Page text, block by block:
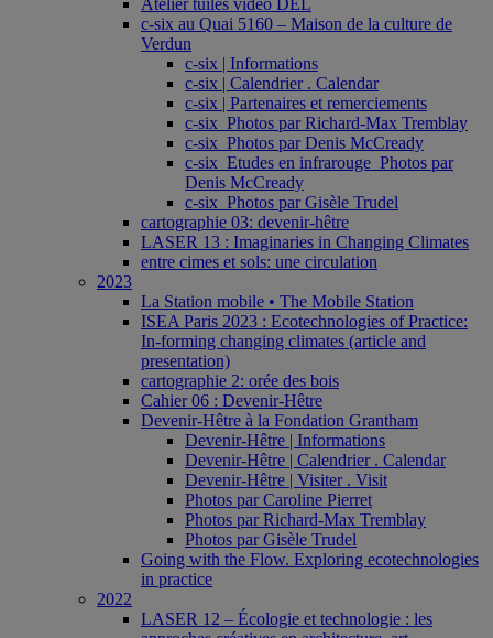
c-six au Quai 5160 – Maison de la culture de
Verdun
c-six | Informations
c-six | Calendrier . Calendar
c-six | Partenaires et remerciements
c-six_Photos par Richard-Max Tremblay
c-six_Photos par Denis McCready
c-six_Etudes en infrarouge_Photos par
Denis McCready
c-six_Photos par Gisèle Trudel
cartographie 03: devenir-hêtre
LASER 13 : Imaginaries in Changing Climates
entre cimes et sols: une circulation
2023
La Station mobile • The Mobile Station
ISEA Paris 2023 : Ecotechnologies of Practice:
In-forming changing climates (article and
presentation)
cartographie 2: orée des bois
Cahier 06 : Devenir-Hêtre
Devenir-Hêtre à la Fondation Grantham
Devenir-Hêtre | Informations
Devenir-Hêtre | Calendrier . Calendar
Devenir-Hêtre | Visiter . Visit
Photos par Caroline Pierret
Photos par Richard-Max Tremblay
Photos par Gisèle Trudel
Going with the Flow. Exploring ecotechnologies
in practice
2022
LASER 12 – Écologie et technologie : les